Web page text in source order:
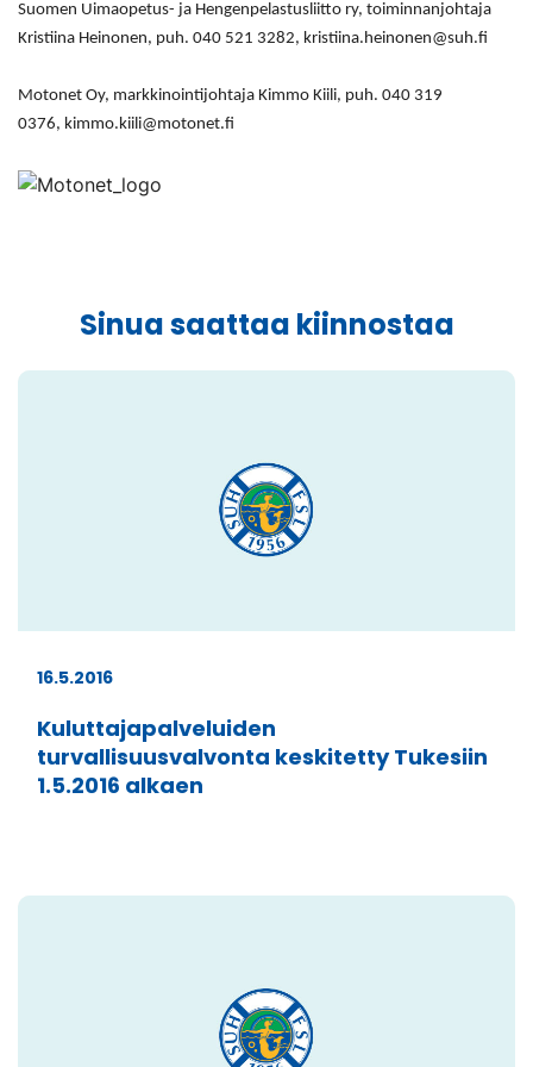
Suomen Uimaopetus- ja Hengenpelastusliitto ry, toiminnanjohtaja
Kristiina Heinonen, puh. 040 521 3282, kristiina.heinonen@suh.fi
Motonet Oy, markkinointijohtaja Kimmo Kiili, puh. 040 319
0376, kimmo.kiili@motonet.fi
Sinua saattaa kiinnostaa
16.5.2016
Kuluttajapalveluiden
turvallisuusvalvonta keskitetty Tukesiin
1.5.2016 alkaen